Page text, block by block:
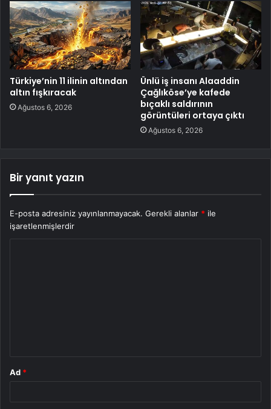
Türkiye’nin 11 ilinin altından
altın fışkıracak
Ağustos 6, 2026
Ünlü iş insanı Alaaddin
Çağlıköse’ye kafede
bıçaklı saldırının
görüntüleri ortaya çıktı
Ağustos 6, 2026
Bir yanıt yazın
E-posta adresiniz yayınlanmayacak. Gerekli alanlar * ile
işaretlenmişlerdir
Ad *